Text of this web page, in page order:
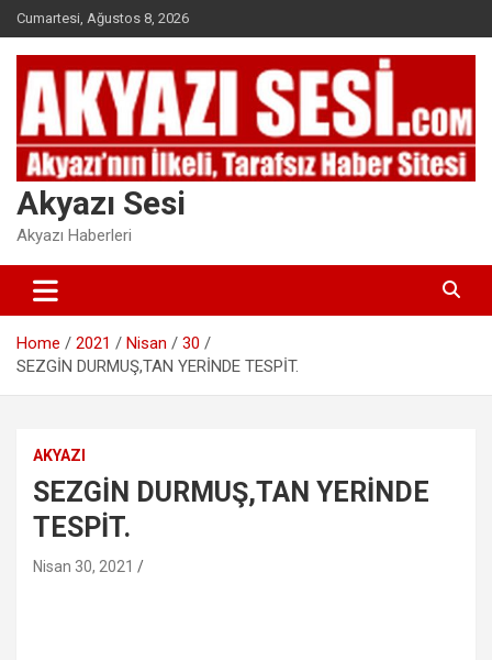
Skip
to
content
Cumartesi, Ağustos 8, 2026
Akyazı Sesi
Akyazı Haberleri
Home 2021 Nisan
30
SEZGİN DURMUŞ,TAN YERİNDE TESPİT.
AKYAZI
SEZGİN DURMUŞ,TAN YERİNDE
TESPİT.
Nisan 30, 2021